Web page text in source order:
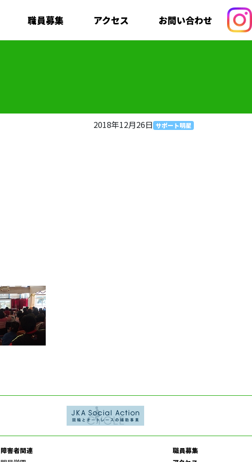
職員募集 アクセス お問い合わせ
2018年12月26日 サポート明星
障害者関連
職員募集